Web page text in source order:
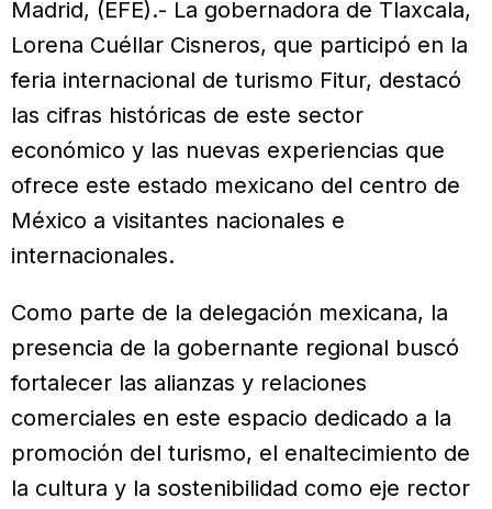
Madrid, (EFE).- La gobernadora de Tlaxcala,
Lorena Cuéllar Cisneros, que participó en la
feria internacional de turismo Fitur, destacó
las cifras históricas de este sector
económico y las nuevas experiencias que
ofrece este estado mexicano del centro de
México a visitantes nacionales e
internacionales.
Como parte de la delegación mexicana, la
presencia de la gobernante regional buscó
fortalecer las alianzas y relaciones
comerciales en este espacio dedicado a la
promoción del turismo, el enaltecimiento de
la cultura y la sostenibilidad como eje rector